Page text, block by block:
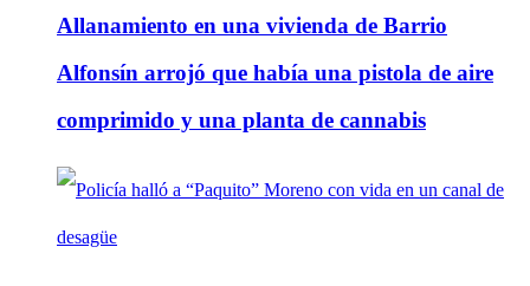
Allanamiento en una vivienda de Barrio
Alfonsín arrojó que había una pistola de aire
comprimido y una planta de cannabis